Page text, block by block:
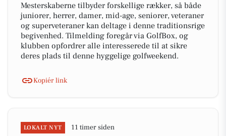
Mesterskaberne tilbyder forskellige rækker, så både
juniorer, herrer, damer, mid-age, seniorer, veteraner
og superveteraner kan deltage i denne traditionsrige
begivenhed. Tilmelding foregår via GolfBox, og
klubben opfordrer alle interesserede til at sikre
deres plads til denne hyggelige golfweekend.
Kopiér link
LOKALT NYT 11 timer siden